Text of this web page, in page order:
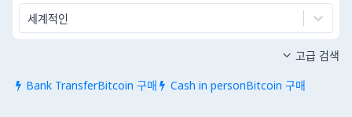
세계적인
 Bank TransferBitcoin 구매  Cash in personBitcoin 구매
 고급 검색